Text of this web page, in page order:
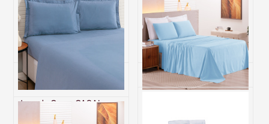
Fios Hipercal 3 Peças Gold -
Linea
R$ 109,30
4x de R$ 27,33 sem juros
Fios Hipercal 3 Peças
Criarte Branco
R$ 111,00
4x de R$ 27,75 sem juros
Jogo de Cama CASAL
(Lençol 3 peças) Percal 230